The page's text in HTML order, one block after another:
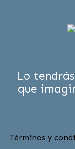
Lo
que
Términos y